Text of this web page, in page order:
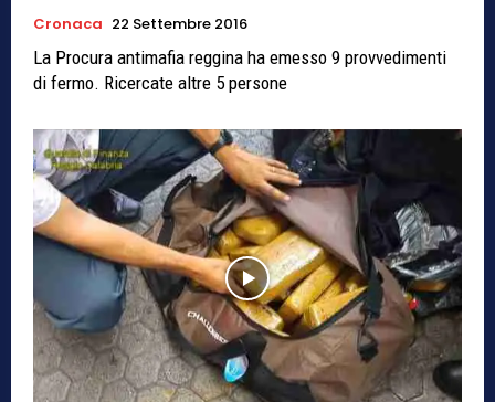
Cronaca 22 Settembre 2016
La Procura antimafia reggina ha emesso 9 provvedimenti
di fermo. Ricercate altre 5 persone